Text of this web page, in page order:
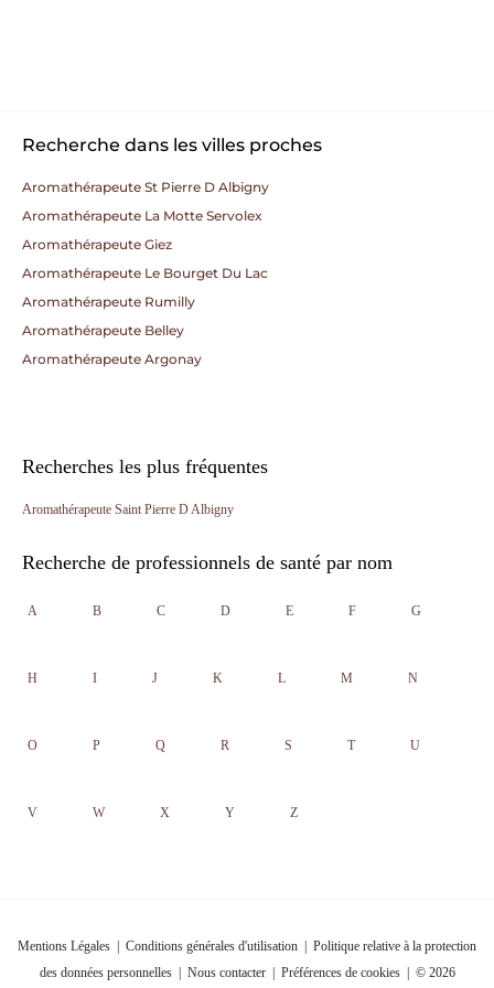
Recherche dans les villes proches
Aromathérapeute St Pierre D Albigny
Aromathérapeute La Motte Servolex
Aromathérapeute Giez
Aromathérapeute Le Bourget Du Lac
Aromathérapeute Rumilly
Aromathérapeute Belley
Aromathérapeute Argonay
Recherches les plus fréquentes
Aromathérapeute Saint Pierre D Albigny
Recherche de professionnels de santé par nom
A B C D E F G
H I J K L M N
O P Q R S T U
V W X Y Z
Mentions Légales Conditions générales d'utilisation
Politique relative à la protection
des données personnelles| Nous contacter| Préférences de cookies| © 2026